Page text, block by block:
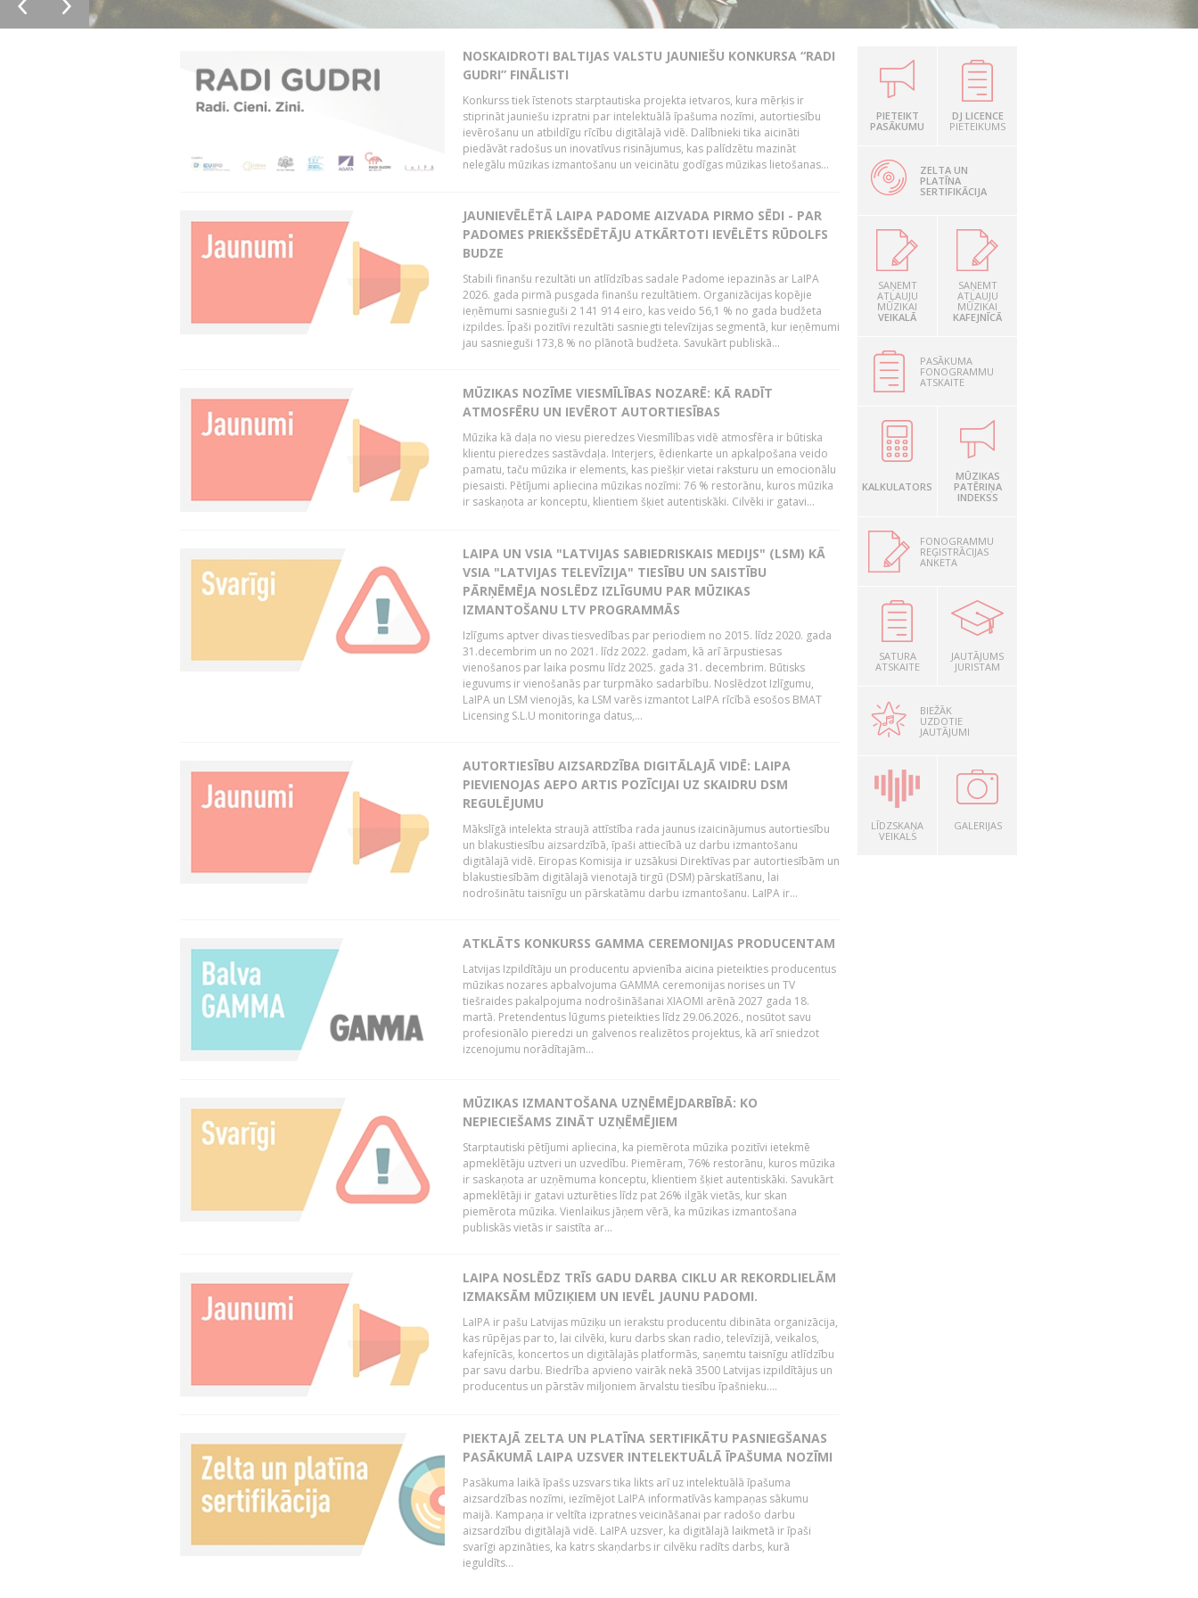
NOSKAIDROTI BALTIJAS VALSTU JAUNIEŠU KONKURSA “RADI
GUDRI” FINĀLISTI
Konkurss tiek īstenots starptautiska projekta ietvaros, kura mērķis ir
stiprināt jauniešu izpratni par intelektuālā īpašuma nozīmi, autortiesību
ievērošanu un atbildīgu rīcību digitālajā vidē. Dalībnieki tika aicināti
piedāvāt radošus un inovatīvus risinājumus, kas palīdzētu mazināt
nelegālu mūzikas izmantošanu un veicinātu godīgas mūzikas lietošanas...
JAUNIEVĒLĒTĀ LAIPA PADOME AIZVADA PIRMO SĒDI - PAR
PADOMES PRIEKŠSĒDĒTĀJU ATKĀRTOTI IEVĒLĒTS RŪDOLFS
BUDZE
Stabili finanšu rezultāti un atlīdzības sadale Padome iepazinās ar LaIPA
2026. gada pirmā pusgada finanšu rezultātiem. Organizācijas kopējie
ieņēmumi sasnieguši 2 141 914 eiro, kas veido 56,1 % no gada budžeta
izpildes. Īpaši pozitīvi rezultāti sasniegti televīzijas segmentā, kur ieņēmumi
jau sasnieguši 173,8 % no plānotā budžeta. Savukārt publiskā...
MŪZIKAS NOZĪME VIESMĪLĪBAS NOZARĒ: KĀ RADĪT
ATMOSFĒRU UN IEVĒROT AUTORTIESĪBAS
Mūzika kā daļa no viesu pieredzes Viesmīlības vidē atmosfēra ir būtiska
klientu pieredzes sastāvdaļa. Interjers, ēdienkarte un apkalpošana veido
pamatu, taču mūzika ir elements, kas piešķir vietai raksturu un emocionālu
piesaisti. Pētījumi apliecina mūzikas nozīmi: 76 % restorānu, kuros mūzika
ir saskaņota ar konceptu, klientiem šķiet autentiskāki. Cilvēki ir gatavi...
LAIPA UN VSIA "LATVIJAS SABIEDRISKAIS MEDIJS" (LSM) KĀ
VSIA "LATVIJAS TELEVĪZIJA" TIESĪBU UN SAISTĪBU
PĀRŅĒMĒJA NOSLĒDZ IZLĪGUMU PAR MŪZIKAS
IZMANTOŠANU LTV PROGRAMMĀS
Izlīgums aptver divas tiesvedības par periodiem no 2015. līdz 2020. gada
31.decembrim un no 2021. līdz 2022. gadam, kā arī ārpustiesas
vienošanos par laika posmu līdz 2025. gada 31. decembrim. Būtisks
ieguvums ir vienošanās par turpmāko sadarbību. Noslēdzot Izlīgumu,
LaIPA un LSM vienojās, ka LSM varēs izmantot LaIPA rīcībā esošos BMAT
Licensing S.L.U monitoringa datus,...
AUTORTIESĪBU AIZSARDZĪBA DIGITĀLAJĀ VIDĒ: LAIPA
PIEVIENOJAS AEPO ARTIS POZĪCIJAI UZ SKAIDRU DSM
REGULĒJUMU
Mākslīgā intelekta straujā attīstība rada jaunus izaicinājumus autortiesību
un blakustiesību aizsardzībā, īpaši attiecībā uz darbu izmantošanu
digitālajā vidē. Eiropas Komisija ir uzsākusi Direktīvas par autortiesībām un
blakustiesībām digitālajā vienotajā tirgū (DSM) pārskatīšanu, lai
nodrošinātu taisnīgu un pārskatāmu darbu izmantošanu. LaIPA ir...
ATKLĀTS KONKURSS GAMMA CEREMONIJAS PRODUCENTAM
Latvijas Izpildītāju un producentu apvienība aicina pieteikties producentus
mūzikas nozares apbalvojuma GAMMA ceremonijas norises un TV
tiešraides pakalpojuma nodrošināšanai XIAOMI arēnā 2027 gada 18.
martā. Pretendentus lūgums pieteikties līdz 29.06.2026., nosūtot savu
profesionālo pieredzi un galvenos realizētos projektus, kā arī sniedzot
izcenojumu norādītajām...
MŪZIKAS IZMANTOŠANA UZŅĒMĒJDARBĪBĀ: KO
NEPIECIEŠAMS ZINĀT UZŅĒMĒJIEM
Starptautiski pētījumi apliecina, ka piemērota mūzika pozitīvi ietekmē
apmeklētāju uztveri un uzvedību. Piemēram, 76% restorānu, kuros mūzika
ir saskaņota ar uzņēmuma konceptu, klientiem šķiet autentiskāki. Savukārt
apmeklētāji ir gatavi uzturēties līdz pat 26% ilgāk vietās, kur skan
piemērota mūzika. Vienlaikus jāņem vērā, ka mūzikas izmantošana
publiskās vietās ir saistīta ar...
LAIPA NOSLĒDZ TRĪS GADU DARBA CIKLU AR REKORDLIELĀM
IZMAKSĀM MŪZIĶIEM UN IEVĒL JAUNU PADOMI.
LaIPA ir pašu Latvijas mūziķu un ierakstu producentu dibināta organizācija,
kas rūpējas par to, lai cilvēki, kuru darbs skan radio, televīzijā, veikalos,
kafejnīcās, koncertos un digitālajās platformās, saņemtu taisnīgu atlīdzību
par savu darbu. Biedrība apvieno vairāk nekā 3500 Latvijas izpildītājus un
producentus un pārstāv miljoniem ārvalstu tiesību īpašnieku....
PIEKTAJĀ ZELTA UN PLATĪNA SERTIFIKĀTU PASNIEGŠANAS
PASĀKUMĀ LAIPA UZSVER INTELEKTUĀLĀ ĪPAŠUMA NOZĪMI
Pasākuma laikā īpašs uzsvars tika likts arī uz intelektuālā īpašuma
aizsardzības nozīmi, iezīmējot LaIPA informatīvās kampaņas sākumu
maijā. Kampaņa ir veltīta izpratnes veicināšanai par radošo darbu
aizsardzību digitālajā vidē. LaIPA uzsver, ka digitālajā laikmetā ir īpaši
svarīgi apzināties, ka katrs skaņdarbs ir cilvēku radīts darbs, kurā
ieguldīts...
PIETEIKT
PASĀKUMU
DJ LICENCE
PIETEIKUMS
ZELTA UN
PLATĪNA
SERTIFIKĀCIJA
SAŅEMT
ATĻAUJU
MŪZIKAI
VEIKALĀ
SAŅEMT
ATĻAUJU
MŪZIKAI
KAFEJNĪCĀ
PASĀKUMA
FONOGRAMMU
ATSKAITE
KALKULATORS
MŪZIKAS
PATĒRIŅA
INDEKSS
FONOGRAMMU
REĢISTRĀCIJAS
ANKETA
SATURA
ATSKAITE
JAUTĀJUMS
JURISTAM
BIEŽĀK
UZDOTIE
JAUTĀJUMI
LĪDZSKAŅA
VEIKALS
GALERIJAS